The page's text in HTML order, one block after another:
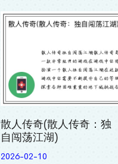
散人传奇(散人传奇：独
自闯荡江湖)
2026-02-10